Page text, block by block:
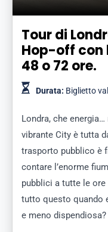
Tour di
Hop-off con
48 o 72 ore.
Durata: Biglietto
Londra, che
vibrante City è tutta
trasporto pubblico è
contare l’enorme
pubblici a tutte le
tutto questo quando
e meno dispendiosa?